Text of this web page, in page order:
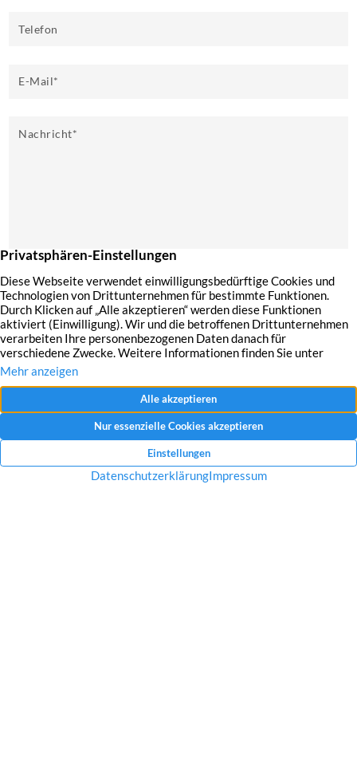
Telefon
E-Mail*
Nachricht*
Mit dem Absenden Ihrer Anfrage erklären Sie sich mit der Erfassung, Speicherung
und Verwendung Ihrer angegebenen Daten zum Zweck der Bearbeitung Ihrer
Datenschutzerklärung und Widerrufshinweise